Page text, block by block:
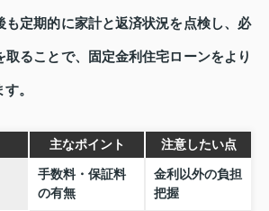
も定期的に家計と返済状況を点検し、必
取ることで、固定金利住宅ローンをより
。
主なポイント 注意したい点
手数料・保証料
の有無
金利以外の負担
把握